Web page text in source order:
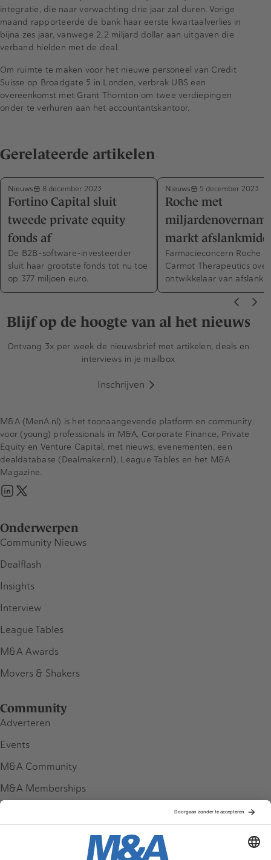
integratie, die naar verwachting drie jaar zal duren. Vorige
maand rapporteerde de bank haar eerste kwartaalverlies in
bijna zes jaar, vanwege 2,2 miljard dollar aan uitgaven die
verband hielden met de deal.
Om ruimte te maken voor het nieuwe personeel van Credit
Suisse op Broadgate 5 in Londen, verbrak UBS een
overeenkomst met Grant Thornton om twee verdiepingen
onder te verhuren aan het accountantskantoor.
Gerelateerde artikelen
Nieuws 8 december 2023
Fortino Capital sluit
tweede private equity
fonds af
De B2B-software-investeerder
sluit haar grootste fonds tot nu toe
op 377 miljoen euro.
Nieuws 5 december 2023
Roche met
markt
Farmacieconcern Roche
Carmot Therapeutics
ontwikkelaar van
Blijf op de hoogte van al het nieuws
Ontvang 3x per week de nieuwsbrief met artikelen, deals en
interviews in je mailbox
Inschrijven
Onderwerpen
Community Nieuws
Dealflash
Insights
Interview
League Tables
M&A Awards
Movers & Shakers
Community
Adverteren
Events
M&A Community
M&A Memberships
M&A (MenA.nl) is het toonaangevende platform en community
voor (young) professionals in M&A, Corporate Finance, Private
Equity en Venture Capital, met nieuws, evenementen, een
dealdatabase (Dealmaker.nl), League Tables en het M&A
Magazine.